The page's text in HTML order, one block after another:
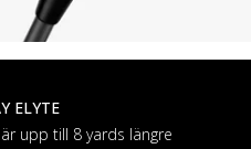
ELYTE
upp till 8 yards längre